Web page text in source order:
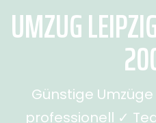
UMZUG
Günstige
professionell ✓